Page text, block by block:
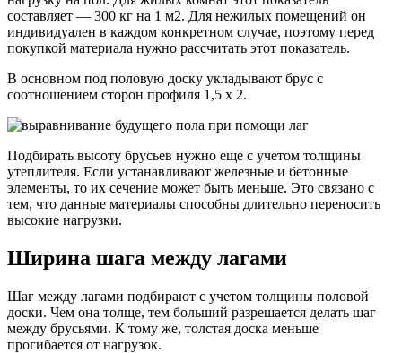
составляет — 300 кг на 1 м2. Для нежилых помещений он
индивидуален в каждом конкретном случае, поэтому перед
покупкой материала нужно рассчитать этот показатель.
В основном под половую доску укладывают брус с
соотношением сторон профиля 1,5 х 2.
Подбирать высоту брусьев нужно еще с учетом толщины
утеплителя. Если устанавливают железные и бетонные
элементы, то их сечение может быть меньше. Это связано с
тем, что данные материалы способны длительно переносить
высокие нагрузки.
Ширина шага между лагами
Шаг между лагами подбирают с учетом толщины половой
доски. Чем она толще, тем больший разрешается делать шаг
между брусьями. К тому же, толстая доска меньше
прогибается от нагрузок.